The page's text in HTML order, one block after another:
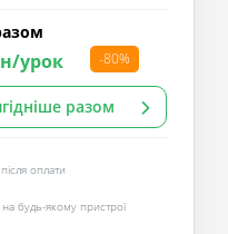
урок -80%
разом
оплати
будь-якому пристрої